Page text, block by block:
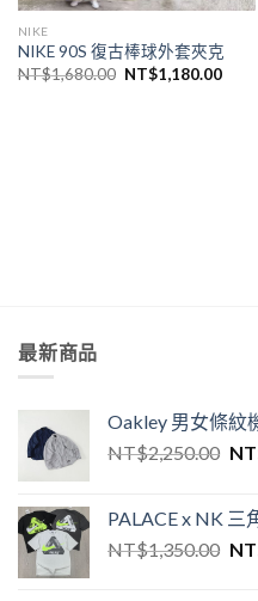
NIKE
NIKE 90S 復古棒球外套夾克
NT$1,680.00 NT$1,180.00
最新商品
Oakley 男女條紋
NT$2,250.00
PALACE x NK 三
NT$1,350.00